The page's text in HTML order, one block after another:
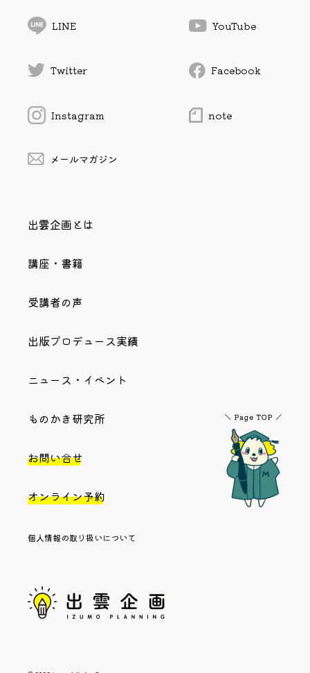
LINE YouTube
Twitter Facebook
Instagram note
メールマガジン
出雲企画とは
講座・書籍
受講者の声
出版プロデュース実績
ニュース・イベント
ものかき研究所
お問い合せ
オンライン予約
個人情報の取り扱いについて